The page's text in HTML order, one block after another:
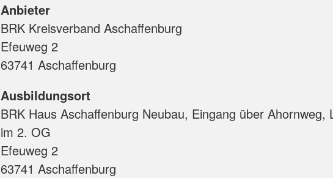
Anbieter
BRK Kreisverband Aschaffenburg
Efeuweg 2
63741 Aschaffenburg
Ausbildungsort
BRK Haus Aschaffenburg Neubau, Eingang über Ahornweg,
im 2. OG
Efeuweg 2
63741 Aschaffenburg